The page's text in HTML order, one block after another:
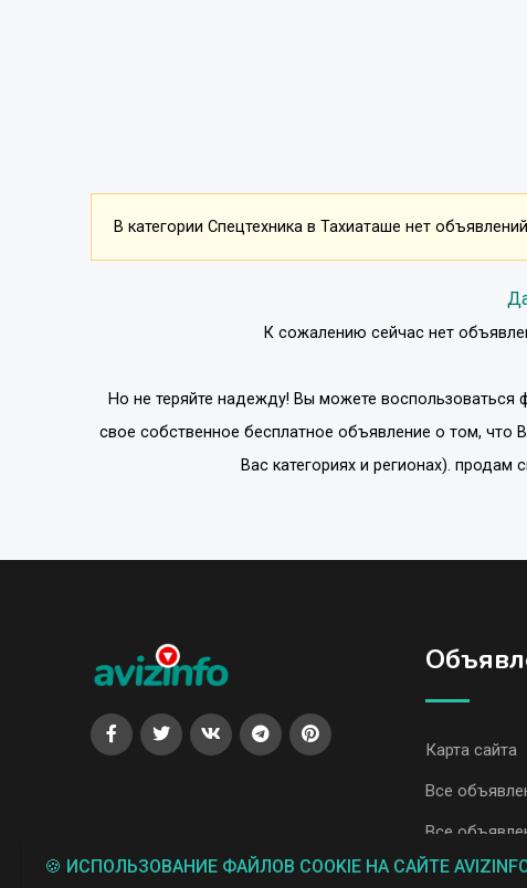
В категории Спецтехника в Тахиаташе нет
К сожалению сейчас нет
Но не теряйте надежду! Вы можете
свое собственное бесплатное объявление о том, что
Вас категориях и регионах). продам
Карта сайта
Все
Все
🍪 ИСПОЛЬЗОВАНИЕ ФАЙЛОВ COOKIE НА САЙТЕ